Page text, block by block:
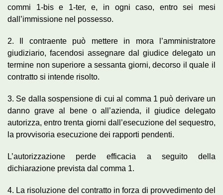
commi 1-bis e 1-ter, e, in ogni caso, entro sei mesi
dall’immissione nel possesso.
2. Il contraente può mettere in mora l’amministratore
giudiziario, facendosi assegnare dal giudice delegato un
termine non superiore a sessanta giorni, decorso il quale il
contratto si intende risolto.
3. Se dalla sospensione di cui al comma 1 può derivare un
danno grave al bene o all’azienda, il giudice delegato
autorizza, entro trenta giorni dall’esecuzione del sequestro,
la provvisoria esecuzione dei rapporti pendenti.
L’autorizzazione perde efficacia a seguito della
dichiarazione prevista dal comma 1.
4. La risoluzione del contratto in forza di provvedimento del